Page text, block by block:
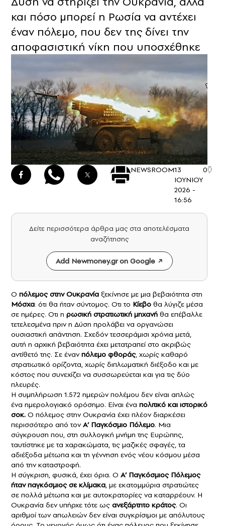
και πόσο μπορεί η Ρωσία να αντέχει
έναν πόλεμο, που δεν της δίνει την
αποφασιστική νίκη που υποσχέθηκε
NEWSROOM13
ΙΟΥΝΙΟΥ
2026 -
16:56
0
Δείτε περισσότερα άρθρα μας στα αποτελέσματα
αναζήτησης
Add Newmoney.gr on Google
Ο πόλεμος στην Ουκρανία ξεκίνησε με μια βεβαιότητα στη
Μόσχα: ότι θα ήταν σύντομος. Οτι το Κίεβο θα λύγιζε μέσα
σε ημέρες. Οτι η ρωσική στρατιωτική μηχανή θα επέβαλλε
τετελεσμένα πριν η Δύση προλάβει να οργανώσει
ουσιαστική απάντηση. Σχεδόν τεσσεράμισι χρόνια μετά,
αυτή η αρχική βεβαιότητα έχει μετατραπεί στο ακριβώς
αντίθετό της. Σε ένανπόλεμο φθοράς, χωρίς καθαρό
στρατιωτικό ορίζοντα, χωρίς διπλωματική διέξοδο και με
κόστος που συνεχίζει να συσσωρεύεται και για τις δύο
πλευρές.
Η συμπλήρωση 1.572 ημερών πολέμου δεν είναι απλώς
ένα ημερολογιακό ορόσημο. Είναι ένα πολιτικό και ιστορικό
σοκ. Ο πόλεμος στην Ουκρανία έχει πλέον διαρκέσει
περισσότερο από τονΑ’ Παγκόσμιο Πόλεμο. Μια
σύγκρουση που, στη συλλογική μνήμη της Ευρώπης,
ταυτίστηκε με τα χαρακώματα, τις μαζικές σφαγές, τα
αδιέξοδα μέτωπα και τη γέννηση ενός νέου κόσμου μέσα
από την καταστροφή.
Η σύγκριση, φυσικά, έχει όρια. Ο Α’ Παγκόσμιος Πόλεμος
ήταν παγκόσμιος σε κλίμακα, με εκατομμύρια στρατιώτες
σε πολλά μέτωπα και με αυτοκρατορίες να καταρρέουν. Η
Ουκρανία δεν υπήρχε τότε ως ανεξάρτητο κράτος. Οι
αριθμοί των απωλειών δεν είναι συγκρίσιμοι με απόλυτους